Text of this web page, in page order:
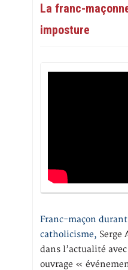
La franc-
imposture
Franc-maçon
catholicisme, Serge
dans l’actualité
ouvrage «